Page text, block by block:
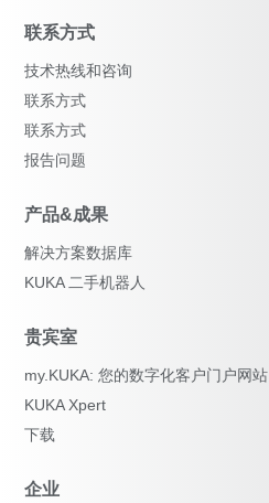
联系方式
技术热线和咨询
联系方式
联系方式
报告问题
产品&成果
解决方案数据库
KUKA 二手机器人
贵宾室
my.KUKA: 您的数字化客户门户网站
KUKA Xpert
下载
企业